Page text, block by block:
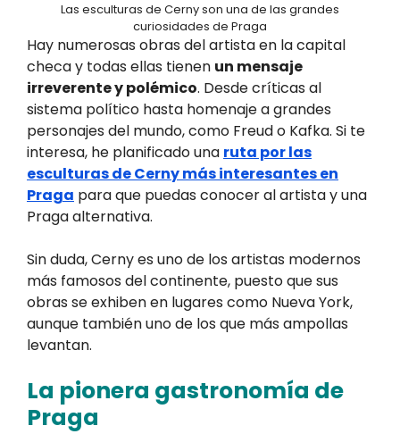
Las esculturas de Cerny son una de las grandes
curiosidades de Praga
Hay numerosas obras del artista en la capital
checa y todas ellas tienen un mensaje
irreverente y polémico. Desde críticas al
sistema político hasta homenaje a grandes
personajes del mundo, como Freud o Kafka. Si te
interesa, he planificado una ruta por las
esculturas de Cerny más interesantes en
Praga para que puedas conocer al artista y una
Praga alternativa.
Sin duda, Cerny es uno de los artistas modernos
más famosos del continente, puesto que sus
obras se exhiben en lugares como Nueva York,
aunque también uno de los que más ampollas
levantan.
La pionera gastronomía de
Praga